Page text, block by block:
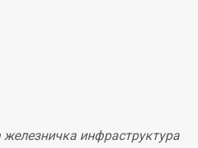
железничка инфраструктура